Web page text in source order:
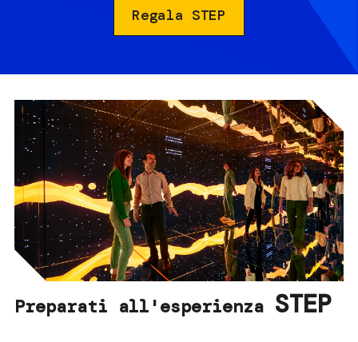
Regala STEP
Preparati all'esperienza STEP